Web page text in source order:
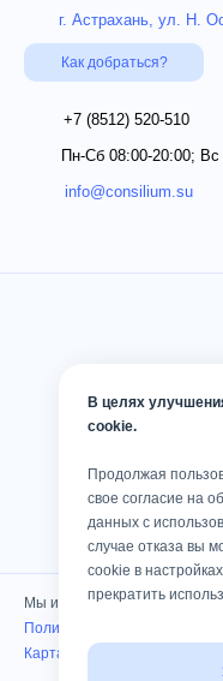
г. Астрахань, ул. Н.
Как добраться?
+7 (8512) 520-510
Пн-Сб 08:00-20:00; Вс
info@consilium.su
Мы используем cookies
Политика
Карта сайта
В целях
cookie.
Продолжая
свое согласие на
данных с
случае отказа вы
cookie в
прекратить